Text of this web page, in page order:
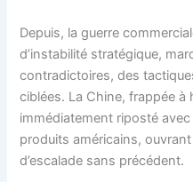
Depuis, la guerre
d’instabilité stratégique,
contradictoires, des
ciblées. La Chine, frappée à
immédiatement riposté
produits américains,
d’escalade sans précédent.